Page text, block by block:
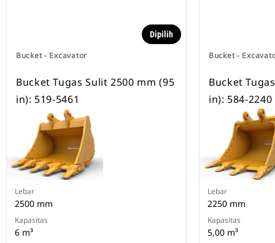
Bucket - Excavator
Dipilih
Bucket Tugas Sulit 2500 mm (95
in): 519-5461
Lebar
2500 mm
Kapasitas
6 m³
Bucket -
Bucket
in): 584-2240
Lebar
2250 mm
Kapasitas
5,00 m³